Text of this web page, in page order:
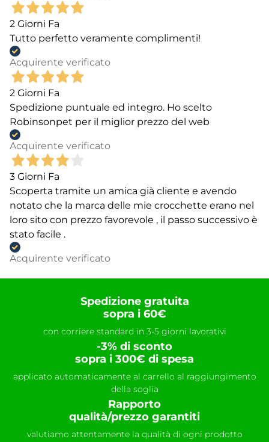
2 Giorni Fa
Tutto perfetto veramente complimenti!
Acquirente verificato
2 Giorni Fa
Spedizione puntuale ed integro. Ho scelto
Robinsonpet per il miglior prezzo del web
Acquirente verificato
3 Giorni Fa
Scoperta tramite un amica già cliente e avendo
notato che la marca delle mie crocchette erano nel
loro sito con prezzo favorevole , il passo successivo è
stato facile .
Acquirente verificato
Spedizione gratuita
sopra i 60€
con corriere standard in 3-5 giorni lavorativi
-3% di sconto
sopra i 300€ di spesa
applicato automaticamente al carrello al raggiungimento
della soglia
Rapporto
qualità/prezzo garantiti
valutiamo attentamente la qualità di ogni prodotto